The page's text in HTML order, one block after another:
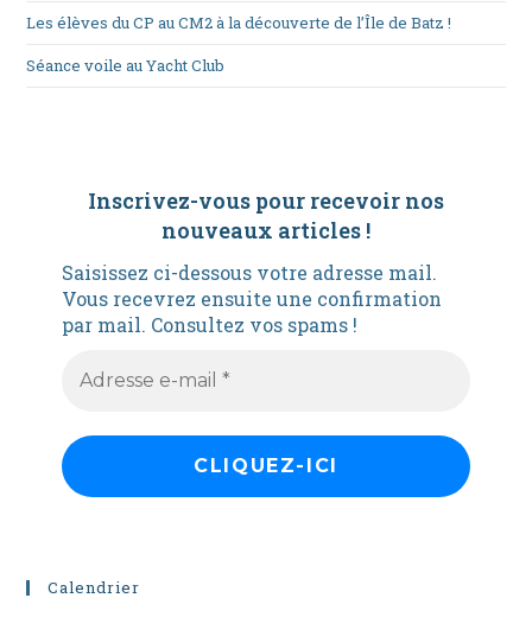
Les élèves du CP au CM2 à la découverte de l’Île de Batz !
Séance voile au Yacht Club
Inscrivez-vous pour recevoir nos
nouveaux articles !
Saisissez ci-dessous votre adresse mail.
Vous recevrez ensuite une confirmation
par mail. Consultez vos spams !
Calendrier